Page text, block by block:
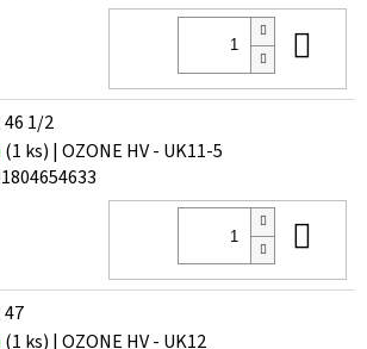
1/2
(1 ks) | OZONE HV - UK11-5
(1 ks) | OZONE HV - UK12